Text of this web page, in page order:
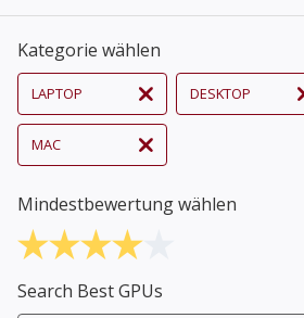
Kategorie wählen
LAPTOP DESKTOP
MAC
Mindestbewertung wählen
Search Best GPUs